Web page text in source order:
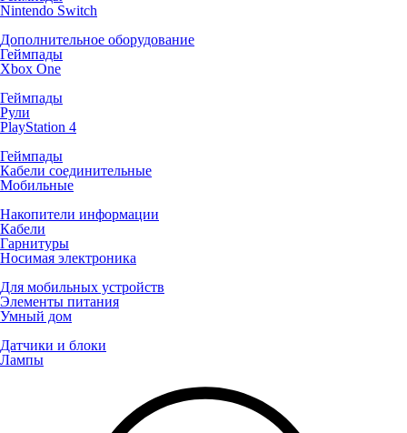
Nintendo Switch
Дополнительное оборудование
Геймпады
Xbox One
Геймпады
Рули
PlayStation 4
Геймпады
Кабели соединительные
Мобильные
Накопители информации
Кабели
Гарнитуры
Носимая электроника
Для мобильных устройств
Элементы питания
Умный дом
Датчики и блоки
Лампы